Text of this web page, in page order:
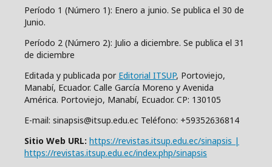
Período 1 (Número 1): Enero a junio. Se publica el 30 de
Junio.
Período 2 (Número 2): Julio a diciembre. Se publica el 31
de diciembre
Editada y publicada por Editorial ITSUP, Portoviejo,
Manabí, Ecuador. Calle García Moreno y Avenida
América. Portoviejo, Manabí, Ecuador. CP: 130105
E-mail: sinapsis@itsup.edu.ec Teléfono: +59352636814
Sitio Web URL: https://revistas.itsup.edu.ec/sinapsis |
https://revistas.itsup.edu.ec/index.php/sinapsis